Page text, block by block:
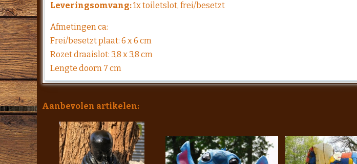
Leveringsomvang:1x toiletslot, frei/besetzt
Afmetingen ca:
Frei/besetzt plaat: 6 x 6 cm
Rozet draaislot: 3,8 x 3,8 cm
Lengte doorn 7 cm
Aanbevolen artikelen: